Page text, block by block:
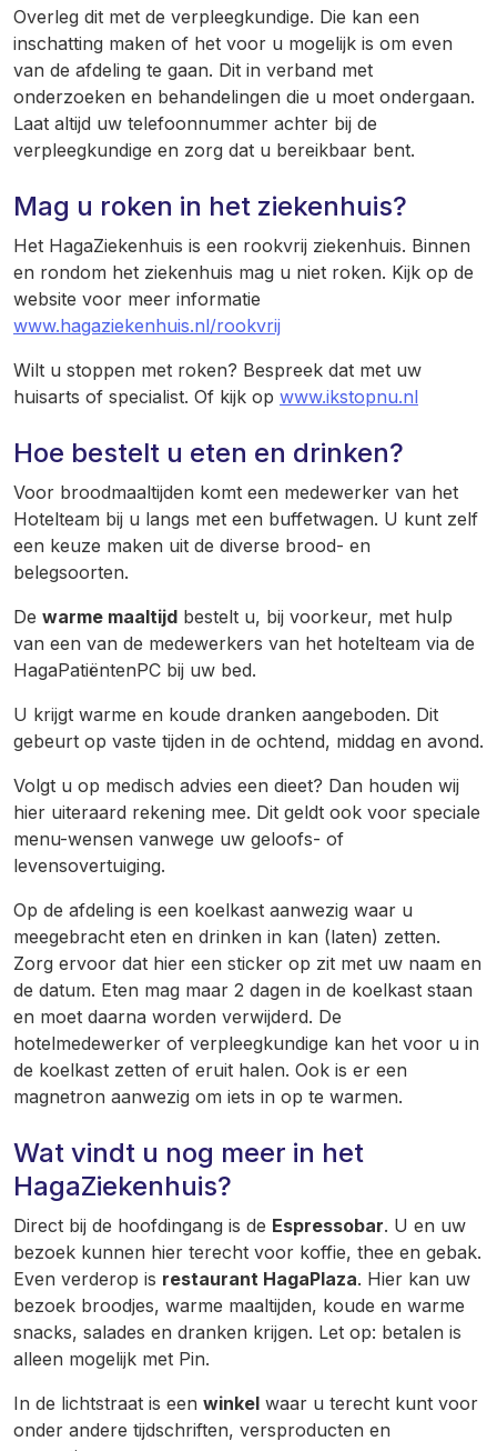
Overleg dit met de verpleegkundige. Die kan een
inschatting maken of het voor u mogelijk is om even
van de afdeling te gaan. Dit in verband met
onderzoeken en behandelingen die u moet ondergaan.
Laat altijd uw telefoonnummer achter bij de
verpleegkundige en zorg dat u bereikbaar bent.
Mag u roken in het ziekenhuis?
Het HagaZiekenhuis is een rookvrij ziekenhuis. Binnen
en rondom het ziekenhuis mag u niet roken. Kijk op de
website voor meer informatie
www.hagaziekenhuis.nl/rookvrij
Wilt u stoppen met roken? Bespreek dat met uw
huisarts of specialist. Of kijk op www.ikstopnu.nl
Hoe bestelt u eten en drinken?
Voor broodmaaltijden komt een medewerker van het
Hotelteam bij u langs met een buffetwagen. U kunt zelf
een keuze maken uit de diverse brood- en
belegsoorten.
De warme maaltijd bestelt u, bij voorkeur, met hulp
van een van de medewerkers van het hotelteam via de
HagaPatiëntenPC bij uw bed.
U krijgt warme en koude dranken aangeboden. Dit
gebeurt op vaste tijden in de ochtend, middag en avond.
Volgt u op medisch advies een dieet? Dan houden wij
hier uiteraard rekening mee. Dit geldt ook voor speciale
menu-wensen vanwege uw geloofs- of
levensovertuiging.
Op de afdeling is een koelkast aanwezig waar u
meegebracht eten en drinken in kan (laten) zetten.
Zorg ervoor dat hier een sticker op zit met uw naam en
de datum. Eten mag maar 2 dagen in de koelkast staan
en moet daarna worden verwijderd. De
hotelmedewerker of verpleegkundige kan het voor u in
de koelkast zetten of eruit halen. Ook is er een
magnetron aanwezig om iets in op te warmen.
Wat vindt u nog meer in het
HagaZiekenhuis?
Direct bij de hoofdingang is de Espressobar. U en uw
bezoek kunnen hier terecht voor koffie, thee en gebak.
Even verderop is restaurant HagaPlaza. Hier kan uw
bezoek broodjes, warme maaltijden, koude en warme
snacks, salades en dranken krijgen. Let op: betalen is
alleen mogelijk met Pin.
In de lichtstraat is een winkel waar u terecht kunt voor
onder andere tijdschriften, versproducten en